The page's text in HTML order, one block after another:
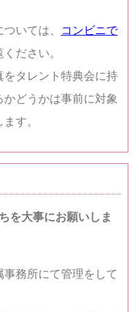
いては、
コンビニで
ださい。
をタレント特典会に持
どうかは事前に対象
す。
を大事にお願いしま
務所にて管理をして